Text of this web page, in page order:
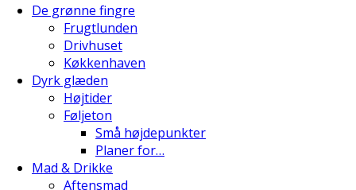
De grønne fingre
Frugtlunden
Drivhuset
Køkkenhaven
Dyrk glæden
Højtider
Føljeton
Små højdepunkter
Planer for…
Mad & Drikke
Aftensmad